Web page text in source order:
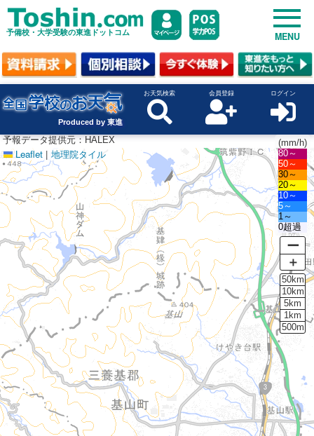
予備校・大学受験の東進ドットコム MENU
Produced by 東進
お天気検索 会員登録 ログイン
Leaflet | 地理院タイル
(mm/h)
80～
50～
30～
20～
10～
5～
1～
0超過
ー
＋
50km
10km
5km
1km
500m
予報データ提供元：HALEX